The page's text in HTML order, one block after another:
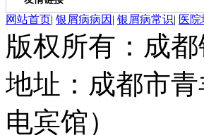
网站首页| 银屑病病因 | 银屑病常识| 医院
版权所有：成
地址：成都市
电宾馆）